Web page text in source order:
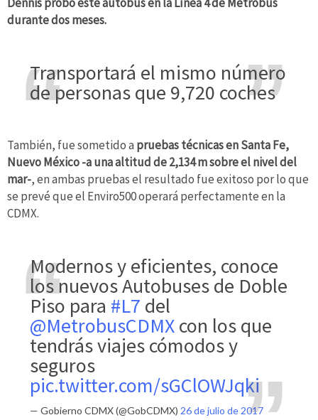
durante dos meses.
Transportará el mismo número
de personas que 9,720 coches
También, fue sometido a pruebas técnicas en Santa Fe,
Nuevo México -a una altitud de 2,134 m sobre el nivel del
mar-, en ambas pruebas el resultado fue exitoso por lo que
se prevé que el Enviro500 operará perfectamente en la
CDMX.
Modernos y eficientes, conoce
los nuevos Autobuses de Doble
Piso para #L7 del
@MetrobusCDMXcon los que
tendrás viajes cómodos y
seguros
pic.twitter.com/sGClOWJqki
— Gobierno CDMX (@GobCDMX) 26 de julio de 2017